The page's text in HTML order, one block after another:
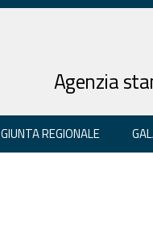
Agenzia
GIUNTA REGIONALE